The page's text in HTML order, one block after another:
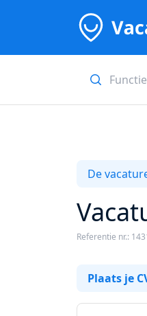
De
Referentie nr.:
Plaats je